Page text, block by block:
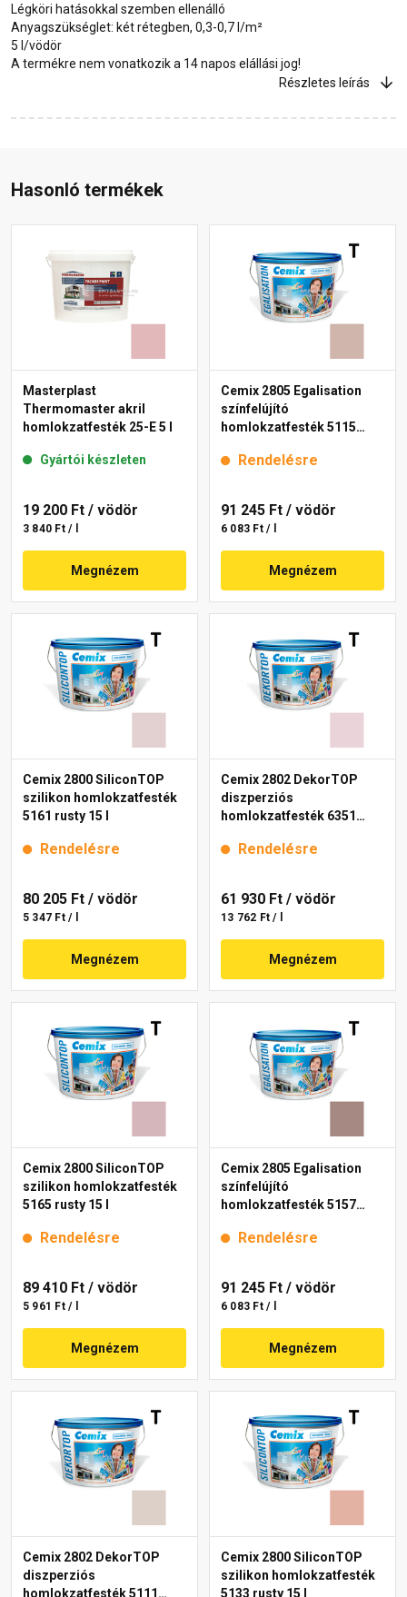
Légköri hatásokkal szemben ellenálló
Anyagszükséglet: két rétegben, 0,3-0,7 l/m²
5 l/vödör
A termékre nem vonatkozik a 14 napos elállási jog!
Részletes leírás
Hasonló termékek
Masterplast
Thermomaster akril
homlokzatfesték 25-E 5 l
Gyártói készleten
19 200 Ft / vödör
3 840 Ft / l
Megnézem
Cemix 2805 Egalisation
színfelújító
homlokzatfesték 5115
Rendelésre
91 245 Ft / vödör
6 083 Ft / l
Megnézem
Cemix 2800 SiliconTOP
szilikon homlokzatfesték
5161 rusty 15 l
Rendelésre
80 205 Ft / vödör
5 347 Ft / l
Megnézem
Cemix 2802 DekorTOP
diszperziós
homlokzatfesték 6351
Rendelésre
61 930 Ft / vödör
13 762 Ft / l
Megnézem
Cemix 2800 SiliconTOP
szilikon homlokzatfesték
5165 rusty 15 l
Rendelésre
89 410 Ft / vödör
5 961 Ft / l
Megnézem
Cemix 2805 Egalisation
színfelújító
homlokzatfesték 5157
Rendelésre
91 245 Ft / vödör
6 083 Ft / l
Megnézem
Cemix 2802 DekorTOP
diszperziós
homlokzatfesték 5111
Cemix 2800 SiliconTOP
szilikon homlokzatfesték
5133 rusty 15 l